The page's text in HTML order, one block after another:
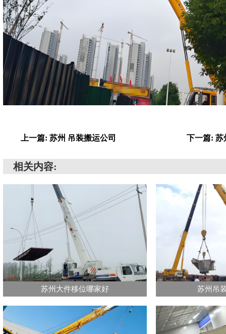
上一篇: 苏州 吊装搬运公司 下一篇: 苏
相关内容:
苏州大件移位哪家好 苏州吊